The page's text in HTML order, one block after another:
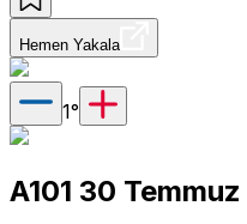
Hemen Yakala
1°
A101 30